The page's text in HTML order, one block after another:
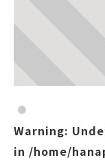
Warning:
in /home/